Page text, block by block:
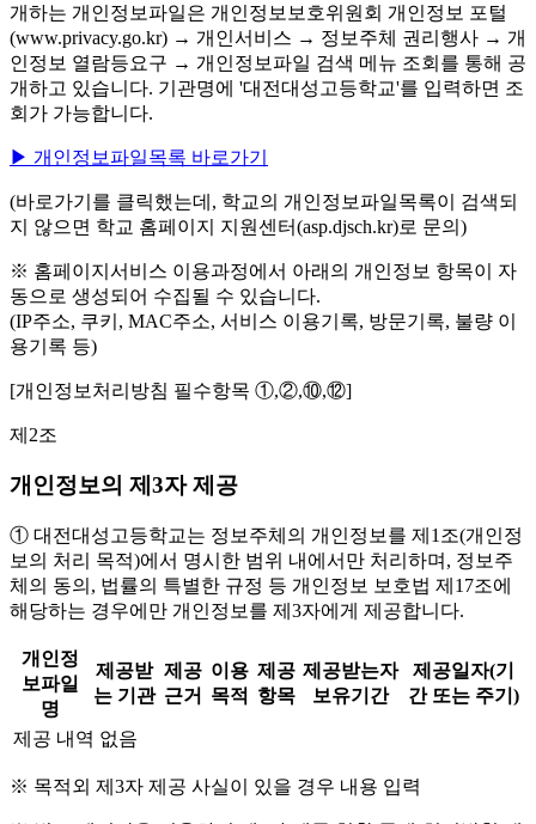
개하는 개인정보파일은 개인정보보호위원회 개인정보 포털
(www.privacy.go.kr) → 개인서비스 → 정보주체 권리행사 → 개
인정보 열람등요구 → 개인정보파일 검색 메뉴 조회를 통해 공
개하고 있습니다. 기관명에 '대전대성고등학교'를 입력하면 조
회가 가능합니다.
▶ 개인정보파일목록 바로가기
(바로가기를 클릭했는데, 학교의 개인정보파일목록이 검색되
지 않으면 학교 홈페이지 지원센터(asp.djsch.kr)로 문의)
※ 홈페이지서비스 이용과정에서 아래의 개인정보 항목이 자
동으로 생성되어 수집될 수 있습니다.
(IP주소, 쿠키, MAC주소, 서비스 이용기록, 방문기록, 불량 이
용기록 등)
[개인정보처리방침 필수항목 ①,②,⑩,⑫]
제2조
개인정보의 제3자 제공
① 대전대성고등학교는 정보주체의 개인정보를 제1조(개인정
보의 처리 목적)에서 명시한 범위 내에서만 처리하며, 정보주
체의 동의, 법률의 특별한 규정 등 개인정보 보호법 제17조에
해당하는 경우에만 개인정보를 제3자에게 제공합니다.
개인정
보파일
명
제공받
는 기관
제공
근거
이용
목적
제공
항목
제공받는자
보유기간
제공일자(기
간 또는 주기)
제공 내역 없음
※ 목적외 제3자 제공 사실이 있을 경우 내용 입력